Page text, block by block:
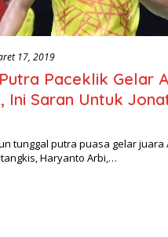
17, 2019
Paceklik Gelar
Ini Saran Untuk
tunggal putra puasa gelar juara
Haryanto Arbi,…